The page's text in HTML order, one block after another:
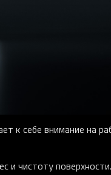
к себе внимание на
и чистоту поверхности.